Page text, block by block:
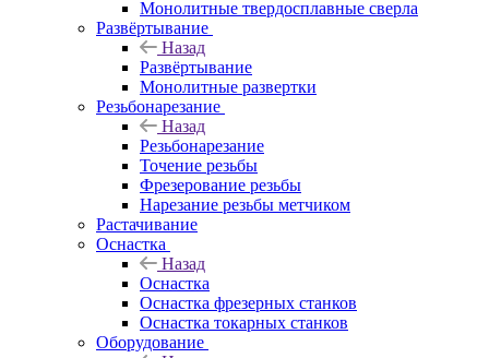
Монолитные твердосплавные сверла
Развёртывание
Назад
Развёртывание
Монолитные развертки
Резьбонарезание
Назад
Резьбонарезание
Точение резьбы
Фрезерование резьбы
Нарезание резьбы метчиком
Растачивание
Оснастка
Назад
Оснастка
Оснастка фрезерных станков
Оснастка токарных станков
Оборудование